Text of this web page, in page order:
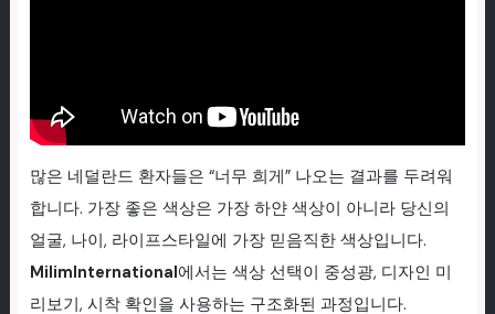
많은 네덜란드 환자들은 “너무 희게” 나오는 결과를 두려워
합니다. 가장 좋은 색상은 가장 하얀 색상이 아니라 당신의
얼굴, 나이, 라이프스타일에 가장 믿음직한 색상입니다.
MilimInternational에서는 색상 선택이 중성광, 디자인 미
리보기, 시착 확인을 사용하는 구조화된 과정입니다.